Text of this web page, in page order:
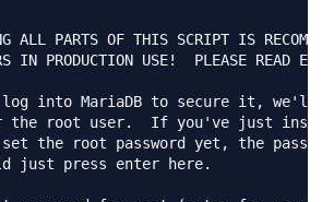
ALL PARTS OF THIS SCRIPT IS
IN PRODUCTION USE!  PLEASE READ
into MariaDB to secure it, we'll
the root user.  If you've just
the root password yet, the
just press enter here.